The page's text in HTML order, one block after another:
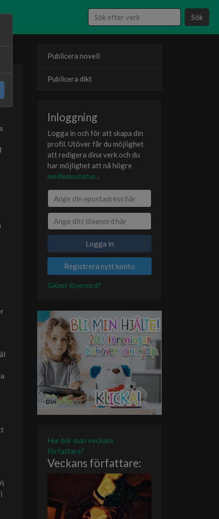
Sök
Publicera novell
Publicera dikt
Inloggning
Logga in och för att skapa din
profil. Utöver får du möjlighet
att redigera dina verk och du
har möjlighet att nå högre
medlemsstatus .
Logga in
Registrera nytt konto
Glömt lösenord?
Hur blir man veckans
författare?
Veckans författare: